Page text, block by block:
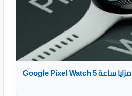
تسريب جديد يكشف أهم مزايا ساعة Google Pixel Watch 5